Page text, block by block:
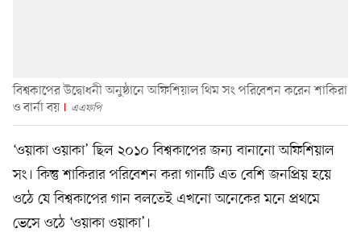
বিশ্বকাপের উদ্বোধনী অনুষ্ঠানে অফিশিয়াল থিম সং পরিবেশন করেন শাকিরা
ও বার্না বয়
এএফপি
‘ওয়াকা ওয়াকা’ ছিল ২০১০ বিশ্বকাপের জন্য বানানো অফিশিয়াল
সং। কিন্তু শাকিরার পরিবেশন করা গানটি এত বেশি জনপ্রিয় হয়ে
ওঠে যে বিশ্বকাপের গান বলতেই এখনো অনেকের মনে প্রথমে
ভেসে ওঠে ‘ওয়াকা ওয়াকা’।